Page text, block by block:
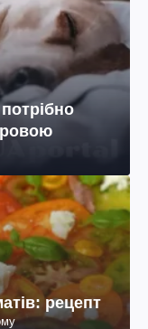
рецепт